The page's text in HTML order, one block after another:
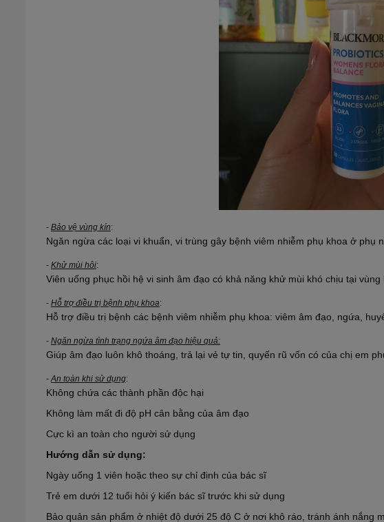
- Bảo vệ vùng kín:
Ngăn ngừa các loại vi khuẩn, vi trùng gây bệnh viêm nhiễm phụ khoa ở phụ
- Khử mùi hôi:
Viên uống phục hồi hệ vi sinh âm đạo có khả năng khử mùi khó chịu tại vùng
- Hỗ trợ điều trị bệnh phụ khoa:
Hỗ trợ điều trị bệnh các bệnh viêm nhiễm phụ khoa: viêm âm đạo, ngứa,
- Ngăn ngừa tình trạng ngứa âm đạo hiệu quả:
Giúp âm đạo luôn khô thoáng, trả lại vẻ tự tin, quyến rũ vốn có của chị em
-An toàn khi sử dụng:
Không chứa các thành phần độc hại
Không làm mất đi độ pH cân bằng của âm đạo
Cực kì an toàn cho người sử dụng
Hướng dẫn sử dụng:
Ngày uống 1 viên hoặc theo sự chỉ định của bác sĩ
Trẻ em dưới 12 tuổi hỏi ý kiến bác sĩ trước khi sử dụng
Bảo quản sản phẩm ở nhiệt độ dưới 25 độ C ở nơi khô ráo, tránh ánh nắng